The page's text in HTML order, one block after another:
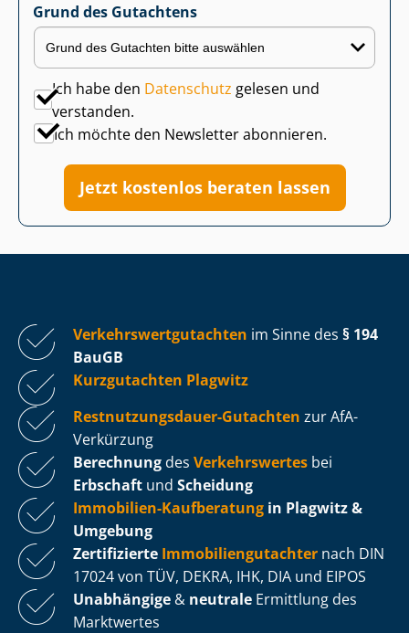
Grund des Gutachtens
Ich habe den Datenschutz gelesen und
verstanden.
Ich möchte den Newsletter abonnieren.
Jetzt kostenlos beraten lassen
Ver­kehrs­wert­gut­ach­ten im Sinne des § 194
BauGB
Kurzgutachten Plagwitz
Rest­nut­zungs­dau­er-Gutachten zur AfA-
Verkürzung
Berechnung des Verkehrswertes bei
Erbschaft und Scheidung
Immobilien-Kaufberatung in Plagwitz &
Umgebung
Zertifizierte Im­mo­bi­li­en­gut­ach­ter nach DIN
17024 von TÜV, DEKRA, IHK, DIA und EIPOS
Unabhängige & neutrale Ermittlung des
Marktwertes